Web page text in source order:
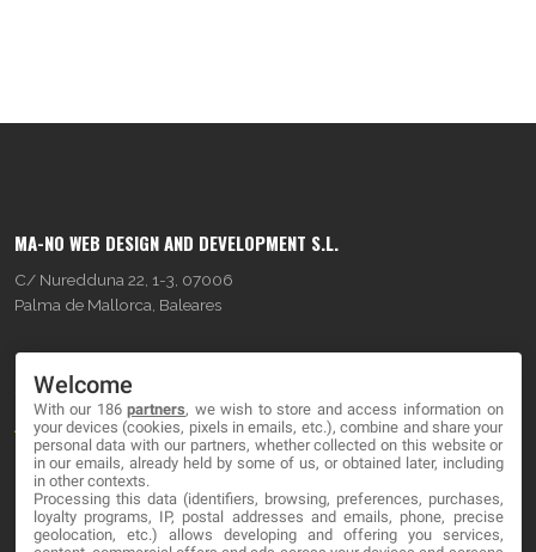
MA-NO WEB DESIGN AND DEVELOPMENT S.L.
C/ Nuredduna 22, 1-3, 07006
Palma de Mallorca, Baleares
About
Blog
Contact
Welcome
With our 186partners, we wish to store and access information on
your devices (cookies, pixels in emails, etc.), combine and share your
personal data with our partners, whether collected on this website or
in our emails, already held by some of us, or obtained later, including
in other contexts.
Processing this data (identifiers, browsing, preferences, purchases,
loyalty programs, IP, postal addresses and emails, phone, precise
geolocation, etc.) allows developing and offering you services,